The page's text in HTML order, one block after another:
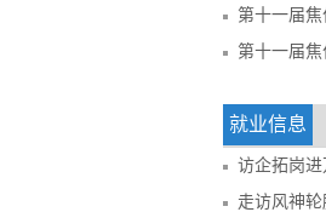
第十一届
第十一届
就业信息
访企拓岗
走访风神